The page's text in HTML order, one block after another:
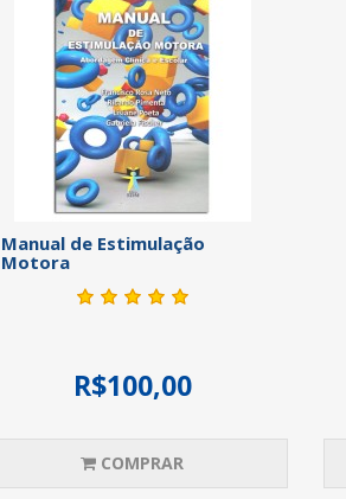
Manual de Estimulação
Motora
R$100,00
COMPRAR